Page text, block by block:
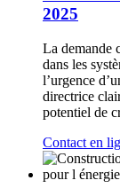
2025
La demande
dans les
l’urgence
directrice
potentiel de
Contact en